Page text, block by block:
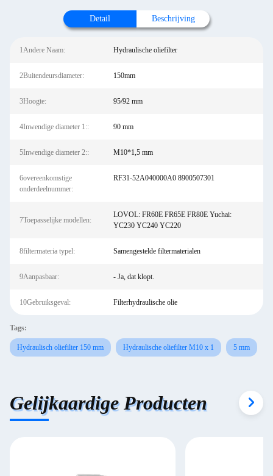
Detail Beschrijving
1Andere Naam: Hydraulische oliefilter
2Buitendeursdiameter: 150mm
3Hoogte: 95/92 mm
4Inwendige diameter 1:: 90 mm
5Inwendige diameter 2:: M10*1,5 mm
6overeenkomstige
onderdeelnummer:
RF31-52A040000A0 8900507301
7Toepasselijke modellen:
LOVOL: FR60E FR65E FR80E Yuchai:
YC230 YC240 YC220
8filtermateria typel: Samengestelde filtermaterialen
9Aanpasbaar: - Ja, dat klopt.
10Gebruiksgeval: Filterhydraulische olie
Tags:
Hydraulisch oliefilter 150 mm Hydraulische oliefilter M10 x 1 5 mm
Gelijkaardige Producten